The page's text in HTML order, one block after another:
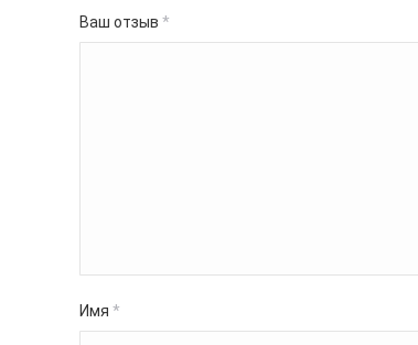
Ваш отзыв *
Имя *